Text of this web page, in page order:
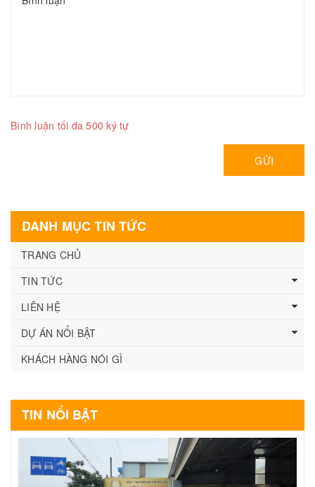
DANH MỤC TIN TỨC
TRANG CHỦ
TIN TỨC
LIÊN HỆ
DỰ ÁN NỔI BẬT
KHÁCH HÀNG NÓI GÌ
TIN NỔI BẬT
Bình luận tối đa 500 ký tự
GỬI